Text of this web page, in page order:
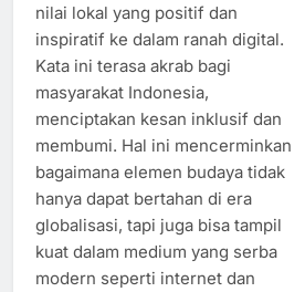
nilai lokal yang positif dan
inspiratif ke dalam ranah digital.
Kata ini terasa akrab bagi
masyarakat Indonesia,
menciptakan kesan inklusif dan
membumi. Hal ini mencerminkan
bagaimana elemen budaya tidak
hanya dapat bertahan di era
globalisasi, tapi juga bisa tampil
kuat dalam medium yang serba
modern seperti internet dan